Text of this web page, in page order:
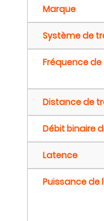
Marque
Système de
Fréquence
Distance de
Débit binaire
Latence
Puissance de